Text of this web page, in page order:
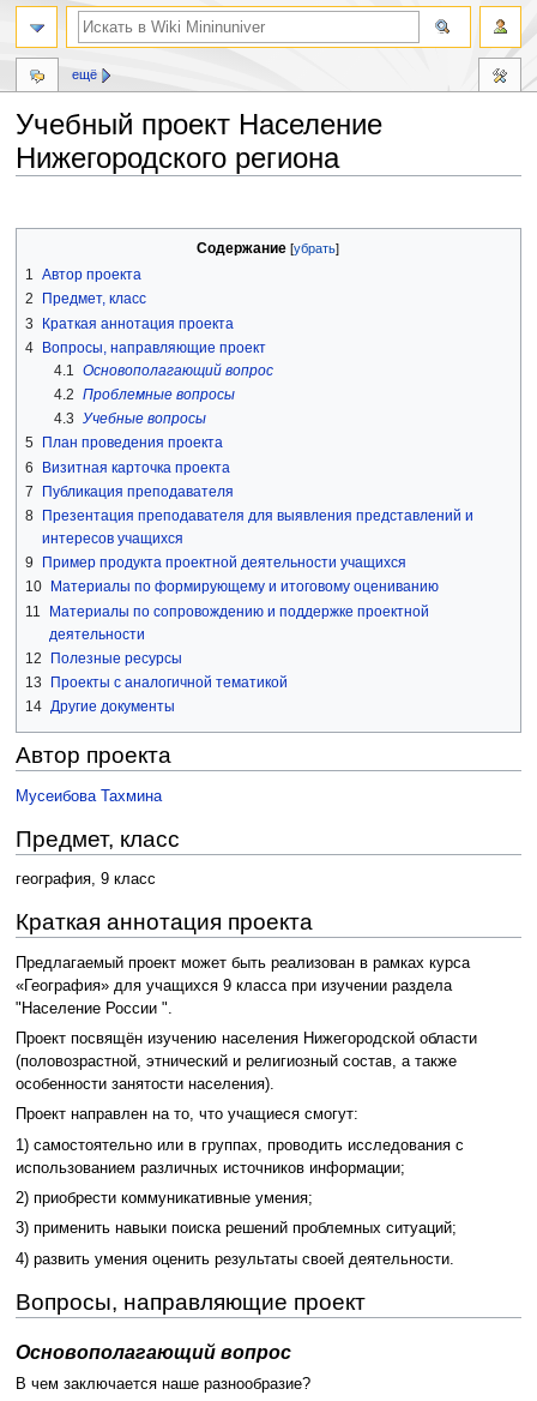
Учебный проект Население
Нижегородского региона
к
к
Содержание
1 Автор проекта
2
Предмет, класс
3
Краткая аннотация проекта
4 Вопросы, направляющие проект
4.1
Основополагающий вопрос
4.2 Проблемные вопросы
4.3 Учебные вопросы
5
План проведения проекта
6
Визитная карточка проекта
7
Публикация преподавателя
8
Презентация преподавателя для выявления представлений и
интересов учащихся
9
Пример продукта проектной деятельности учащихся
10
Материалы по формирующему и итоговому оцениванию
11
Материалы по сопровождению и поддержке проектной
деятельности
12
Полезные ресурсы
13
Проекты с аналогичной тематикой
14 Другие документы
Автор проекта
Мусеибова Тахмина
Предмет, класс
география, 9 класс
Краткая аннотация проекта
Предлагаемый проект может быть реализован в рамках курса
«География» для учащихся 9 класса при изучении раздела
"Население России ".
Проект посвящён изучению населения Нижегородской области
(половозрастной, этнический и религиозный состав, а также
особенности занятости населения).
Проект направлен на то, что учащиеся смогут:
1) самостоятельно или в группах, проводить исследования с
использованием различных источников информации;
2) приобрести коммуникативные умения;
3) применить навыки поиска решений проблемных ситуаций;
4) развить умения оценить результаты своей деятельности.
Вопросы, направляющие проект
Основополагающий вопрос
В чем заключается наше разнообразие?
ещё